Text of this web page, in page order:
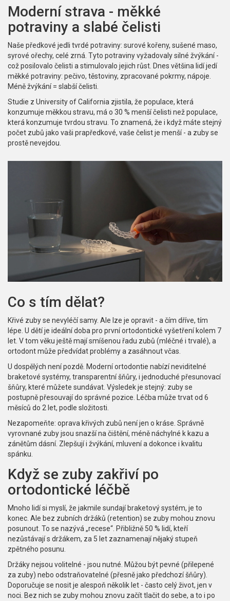
Moderní strava - měkké
potraviny a slabé čelisti
Naše předkové jedli tvrdé potraviny: surové kořeny, sušené maso,
syrové ořechy, celé zrná. Tyto potraviny vyžadovaly silné žvýkání -
což posilovalo čelisti a stimulovalo jejich růst. Dnes většina lidí jedí
měkké potraviny: pečivo, těstoviny, zpracované pokrmy, nápoje.
Méně žvýkání = slabší čelisti.
Studie z University of California zjistila, že populace, která
konzumuje měkkou stravu, má o 30 % menší čelisti než populace,
která konzumuje tvrdou stravu. To znamená, že i když máte stejný
počet zubů jako vaši prapředkové, vaše čelist je menší - a zuby se
prostě nevejdou.
Co s tím dělat?
Křivé zuby se nevyléčí samy. Ale lze je opravit - a čím dříve, tím
lépe. U dětí je ideální doba pro první ortodontické vyšetření kolem 7
let. V tom věku ještě mají smíšenou řadu zubů (mléčné i trvalé), a
ortodont může předvídat problémy a zasáhnout včas.
U dospělých není pozdě. Moderní ortodontie nabízí neviditelné
braketové systémy, transparentní šňůry, i jednoduché přesunovací
šňůry, které můžete sundávat. Výsledek je stejný: zuby se
postupně přesouvají do správné pozice. Léčba může trvat od 6
měsíců do 2 let, podle složitosti.
Nezapomeňte: oprava křivých zubů není jen o kráse. Správně
vyrovnané zuby jsou snazší na čištění, méně náchylné k kazu a
zánětům dásní. Zlepšují i žvýkání, mluvení a dokonce i kvalitu
spánku.
Když se zuby zakřiví po
ortodontické léčbě
Mnoho lidí si myslí, že jakmile sundají braketový systém, je to
konec. Ale bez zubních držáků (retention) se zuby mohou znovu
posunout. To se nazývá „recese“. Přibližně 50 % lidí, kteří
nezůstávají s držákem, za 5 let zaznamenají nějaký stupeň
zpětného posunu.
Držáky nejsou volitelné - jsou nutné. Můžou být pevné (přilepené
za zuby) nebo odstraňovatelné (přesně jako předchozí šňůry).
Doporučuje se nosit je alespoň několik let - často celý život, jen v
noci. Bez nich se zuby mohou znovu začít tlačit do sebe, a to i po